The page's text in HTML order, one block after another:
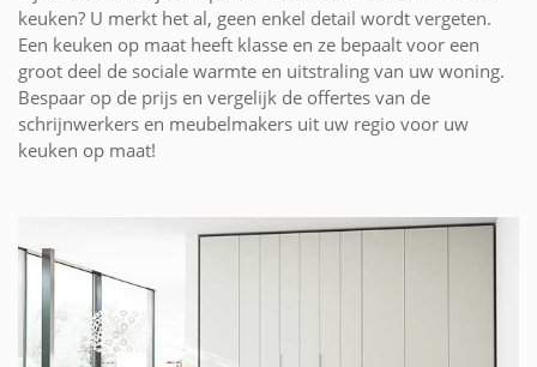
keuken? U merkt het al, geen enkel detail wordt vergeten.
Een keuken op maat heeft klasse en ze bepaalt voor een
groot deel de sociale warmte en uitstraling van uw woning.
Bespaar op de prijs en vergelijk de offertes van de
schrijnwerkers en meubelmakers uit uw regio voor uw
keuken op maat!